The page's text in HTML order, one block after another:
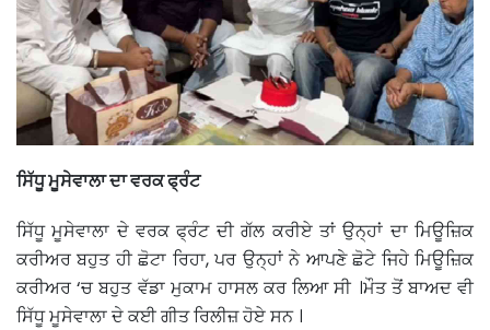
ਸਿੱਧੂ ਮੂਸੇਵਾਲਾ ਦਾ ਵਰਕ ਫ੍ਰੰਟ
ਸਿੱਧੂ ਮੂਸੇਵਾਲਾ ਦੇ ਵਰਕ ਫ੍ਰੰਟ ਦੀ ਗੱਲ ਕਰੀਏ ਤਾਂ ਉਨ੍ਹਾਂ ਦਾ ਮਿਊਜ਼ਿਕ
ਕਰੀਅਰ ਬਹੁਤ ਹੀ ਛੋਟਾ ਰਿਹਾ, ਪਰ ਉਨ੍ਹਾਂ ਨੇ ਆਪਣੇ ਛੋਟੇ ਜਿਹੇ ਮਿਊਜ਼ਿਕ
ਕਰੀਅਰ ‘ਚ ਬਹੁਤ ਵੱਡਾ ਮੁਕਾਮ ਹਾਸਲ ਕਰ ਲਿਆ ਸੀ ।ਮੌਤ ਤੋਂ ਬਾਅਦ ਵੀ
ਸਿੱਧੂ ਮੂਸੇਵਾਲਾ ਦੇ ਕਈ ਗੀਤ ਰਿਲੀਜ਼ ਹੋਏ ਸਨ ।